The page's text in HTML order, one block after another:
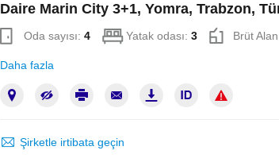
Daire Marin City 3+1, Yomra, Trabzon,
Oda sayısı: 4 Yatak odası: 3 Brüt
Daha fazla
Şirketle irtibata geçin